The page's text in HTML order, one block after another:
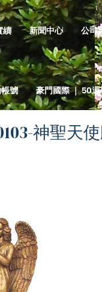
績 新聞中心 公司
號 豪門國際 ｜ 50
神聖天